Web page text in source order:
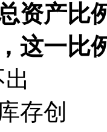
资产比
这一比